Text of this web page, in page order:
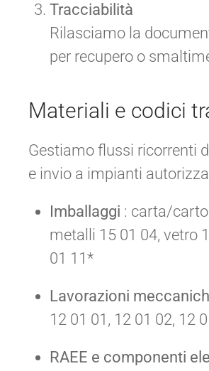
Tracciabilità
Rilasciamo la
per recupero o
Materiali e codici
Gestiamo flussi ricorrenti
e invio a impianti
Imballaggi : carta/
metalli 15 01 04, vetro
01 11*
Lavorazioni
12 01 01, 12 01 02, 12
RAEE e componenti